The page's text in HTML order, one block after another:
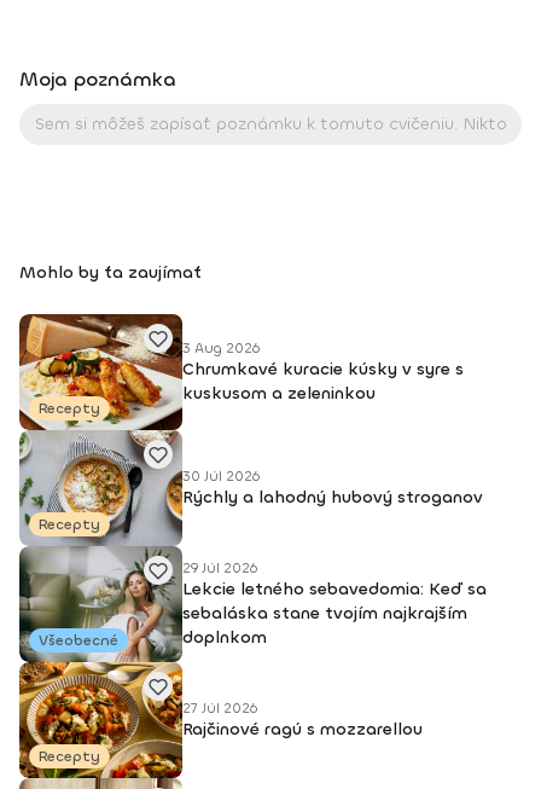
@andrea_mindfulflow Dosiahnuté vzdelanie: • Špecializačný
IYN certificate – Mindfulness Yoga Instructor (mesačný
academy), Trnava, 2004 • Kurz tanečnej a pohybovej terapie
Moja poznámka
Mohlo by ťa zaujímať
Recepty
3 Aug 2026
Chrumkavé kuracie kúsky v syre s
kuskusom a zeleninkou
Recepty
30 Júl 2026
Rýchly a lahodný hubový stroganov
Všeobecné
29 Júl 2026
Lekcie letného sebavedomia: Keď sa
sebaláska stane tvojím najkrajším
doplnkom
Recepty
27 Júl 2026
Rajčinové ragú s mozzarellou